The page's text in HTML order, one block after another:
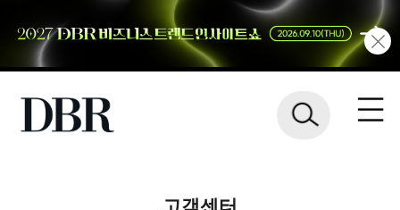
고객센터